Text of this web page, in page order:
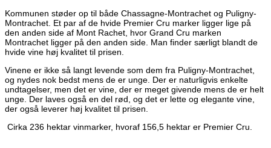
Kommunen støder op til både Chassagne-Montrachet og Puligny-
Montrachet. Et par af de hvide Premier Cru marker ligger lige på
den anden side af Mont Rachet, hvor Grand Cru marken
Montrachet ligger på den anden side. Man finder særligt blandt de
hvide vine høj kvalitet til prisen.
Vinene er ikke så langt levende som dem fra Puligny-Montrachet,
og nydes nok bedst mens de er unge. Der er naturligvis enkelte
undtagelser, men det er vine, der er meget givende mens de er helt
unge. Der laves også en del rød, og det er lette og elegante vine,
der også leverer høj kvalitet til prisen.
Cirka 236 hektar vinmarker, hvoraf 156,5 hektar er Premier Cru.